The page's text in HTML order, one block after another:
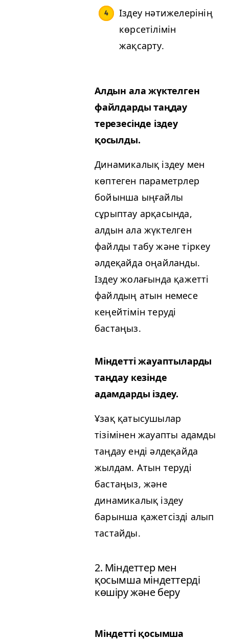
Іздеу нәтижелерінің
көрсетілімін
жақсарту.
Алдын ала жүктелген
файлдарды таңдау
терезесінде іздеу
қосылды.
Динамикалық іздеу мен
көптеген параметрлер
бойынша ыңғайлы
сұрыптау арқасында,
алдын ала жүктелген
файлды табу және тіркеу
әлдеқайда оңайланды.
Іздеу жолағында қажетті
файлдың атын немесе
кеңейтімін теруді
бастаңыз.
Міндетті жауаптыларды
таңдау кезінде
адамдарды іздеу.
Ұзақ қатысушылар
тізімінен жауапты адамды
таңдау енді әлдеқайда
жылдам. Атын теруді
бастаңыз, және
динамикалық іздеу
барынша қажетсізді алып
тастайды.
2. Міндеттер мен
қосымша міндеттерді
көшіру және беру
Міндетті қосымша